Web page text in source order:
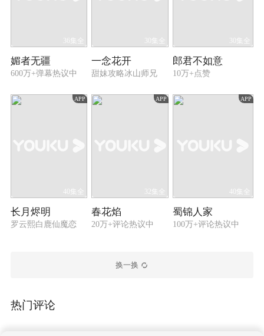
36集全
媚者无疆
600万+弹幕热议中
30集全
一念花开
甜妹攻略冰山师兄
30集全
郎君不如意
10万+点赞
APP
40集全
长月烬明
罗云熙白鹿仙魔恋
APP
32集全
春花焰
20万+评论热议中
APP
40集全
蜀锦人家
100万+评论热议中
换一换
热门评论